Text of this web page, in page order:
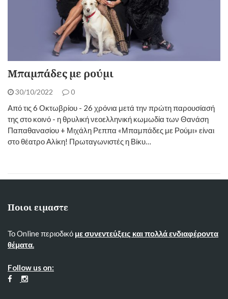
Μπαμπάδες με ρούμι
30/10/2022 0
Από τις 6 Οκτωβρίου - 26 χρόνια μετά την πρώτη παρουσίασή
της στο κοινό - η θρυλική νεοελληνική κωμωδία των Θανάση
Παπαθανασίου + Μιχάλη Ρεππα «Μπαμπάδες με Ρούμι» είναι
στο θέατρο Αλίκη! Πρωταγωνιστές η Βίκυ…
Ποιοι ειμαστε
Το Online περιοδικό με συνεντεύξεις και πολλά ενδιαφέροντα
θέματα.
Follow us on: